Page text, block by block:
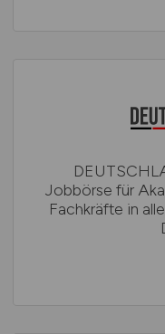
Jobbörse für
Fachkräfte in